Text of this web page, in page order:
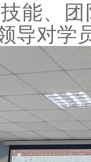
能、
导对学